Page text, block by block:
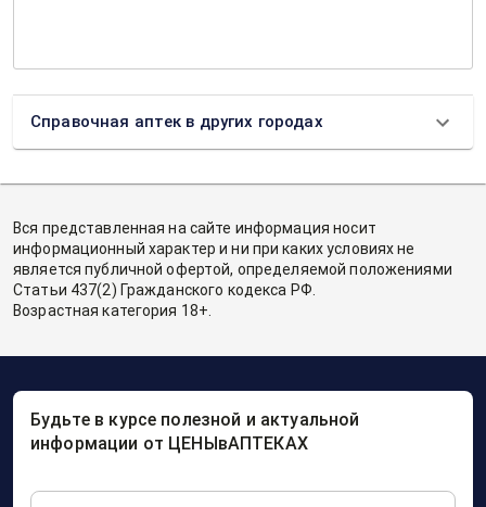
Справочная аптек в других городах
Вся представленная на сайте информация носит
информационный характер и ни при каких условиях не
является публичной офертой, определяемой положениями
Статьи 437(2) Гражданского кодекса РФ.
Возрастная категория 18+.
Будьте в курсе полезной и актуальной
информации от ЦЕНЫвАПТЕКАХ